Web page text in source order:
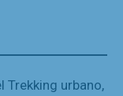
Trekking urbano,